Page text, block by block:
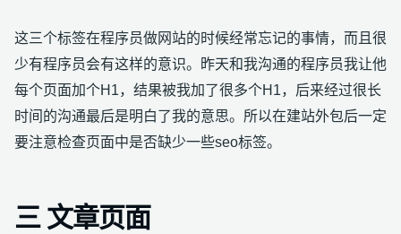
这三个标签在程序员做网站的时候经常忘记的事情，而且很
少有程序员会有这样的意识。昨天和我沟通的程序员我让他
每个页面加个H1，结果被我加了很多个H1，后来经过很长
时间的沟通最后是明白了我的意思。所以在建站外包后一定
要注意检查页面中是否缺少一些seo标签。
三 文章页面